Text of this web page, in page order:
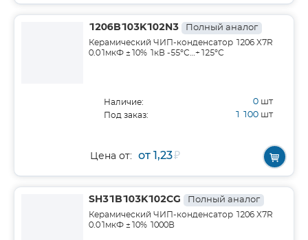
1206B103K102N3 Полный аналог
Керамический ЧИП-конденсатор 1206 X7R
0.01мкФ ±10% 1кВ -55°С…+125°С
Наличие: 0 шт
Под заказ: 1 100 шт
Цена от: от 1,23₽
SH31B103K102CG Полный аналог
Керамический ЧИП-конденсатор 1206 X7R
0.01мкФ ±10% 1000В